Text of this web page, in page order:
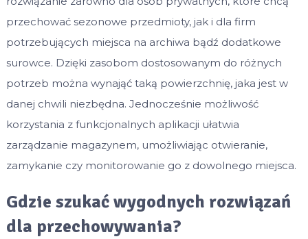
przechować sezonowe przedmioty, jak i dla firm
potrzebujących miejsca na archiwa bądź dodatkowe
surowce. Dzięki zasobom dostosowanym do różnych
potrzeb można wynająć taką powierzchnię, jaka jest w
danej chwili niezbędna. Jednocześnie możliwość
korzystania z funkcjonalnych aplikacji ułatwia
zarządzanie magazynem, umożliwiając otwieranie,
zamykanie czy monitorowanie go z dowolnego miejsca.
Gdzie szukać wygodnych rozwiązań
dla przechowywania?